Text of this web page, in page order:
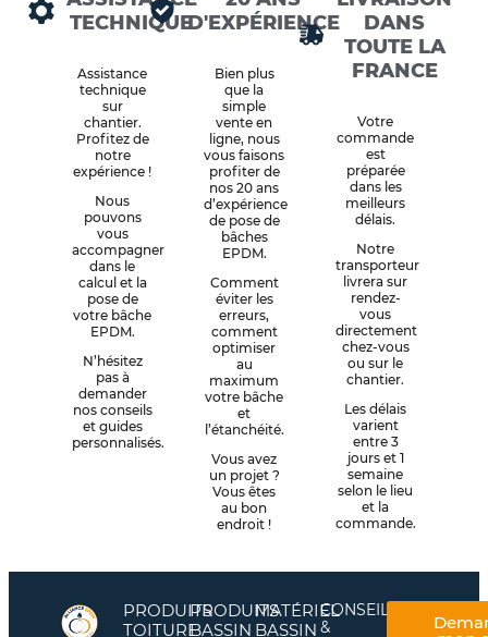
TECHNIQUE
Assistance
technique
sur
chantier.
Profitez de
notre
expérience !
Nous
pouvons
vous
accompagner
dans le
calcul et la
pose de
votre bâche
EPDM.
N’hésitez
pas à
demander
nos conseils
et guides
personnalisés.
D'EXPÉRIENCE
Bien plus
que la
simple
vente en
ligne, nous
vous faisons
profiter de
nos 20 ans
d’expérience
de pose de
bâches
EPDM.
Comment
éviter les
erreurs,
comment
optimiser
au
maximum
votre bâche
et
l’étanchéité.
Vous avez
un projet ?
Vous êtes
au bon
endroit !
DANS
TOUTE LA
FRANCE
Votre
commande
est
préparée
dans les
meilleurs
délais.
Notre
transporteur
livrera sur
rendez-
vous
directement
chez-vous
ou sur le
chantier.
Les délais
varient
entre 3
jours et 1
semaine
selon le lieu
et la
commande.
PRODUITS
TOITURE
PRODUITS
BASSIN
MATÉRIEL
BASSIN
CONSEILS
&